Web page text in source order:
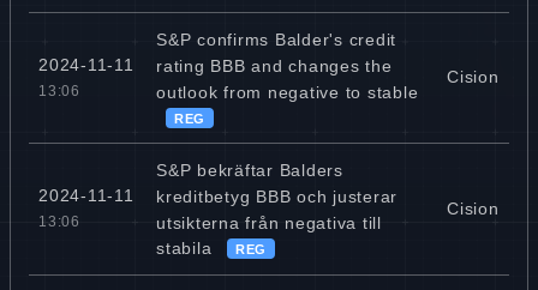
2024-11-11
13:06
S&P confirms Balder's credit
rating BBB and changes the
outlook from negative to stable
REG
Cision
2024-11-11
13:06
S&P bekräftar Balders
kreditbetyg BBB och justerar
utsikterna från negativa till
stabila
REG
Cision